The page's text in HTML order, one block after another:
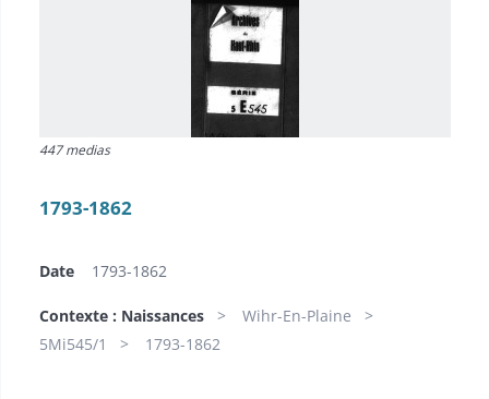
447 medias
1793-1862
Date 1793-1862
Contexte : Naissances
Wihr-En-Plaine
5Mi545/1
1793-1862